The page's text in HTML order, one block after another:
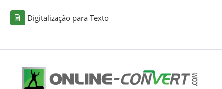
Digitalização para Texto